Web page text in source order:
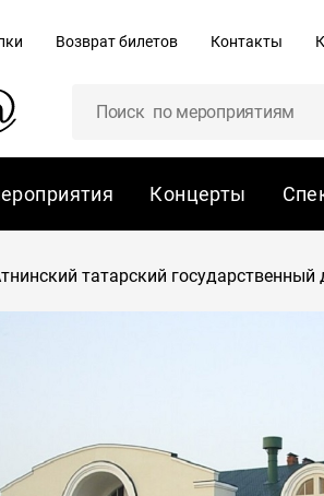
Возврат билетов Контакты
Концерты
татарский государственный